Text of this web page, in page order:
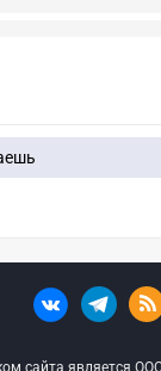
сайта является